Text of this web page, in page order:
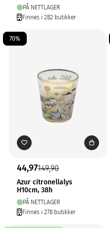
PÅ NETTLAGER
Finnes i 282 butikker
70%
44,97149,90
Azur citronellalys
H10cm, 38h
PÅ NETTLAGER
Finnes i 278 butikker